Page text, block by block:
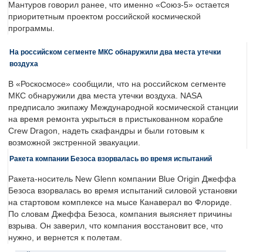
Мантуров говорил ранее, что именно «Союз-5» остается
приоритетным проектом российской космической
программы.
На российском сегменте МКС обнаружили два места утечки
воздуха
В «Роскосмосе» сообщили, что на российском сегменте
МКС обнаружили два места утечки воздуха. NASA
предписало экипажу Международной космической станции
на время ремонта укрыться в пристыкованном корабле
Crew Dragon, надеть скафандры и были готовым к
возможной экстренной эвакуации.
Ракета компании Безоса взорвалась во время испытаний
Ракета-носитель New Glenn компании Blue Origin Джеффа
Безоса взорвалась во время испытаний силовой установки
на стартовом комплексе на мысе Канаверал во Флориде.
По словам Джеффа Безоса, компания выясняет причины
взрыва. Он заверил, что компания восстановит все, что
нужно, и вернется к полетам.